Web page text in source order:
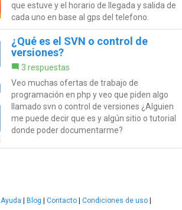
que estuve y el horario de llegada y salida de
cada uno en base al gps del telefono.
¿Qué es el SVN o control de
versiones?
3 respuestas
Veo muchas ofertas de trabajo de
programación en php y veo que piden algo
llamado svn o control de versiones ¿Alguien
me puede decir que es y algún sitio o tutorial
donde poder documentarme?
Ayuda Blog Contacto Condiciones de uso